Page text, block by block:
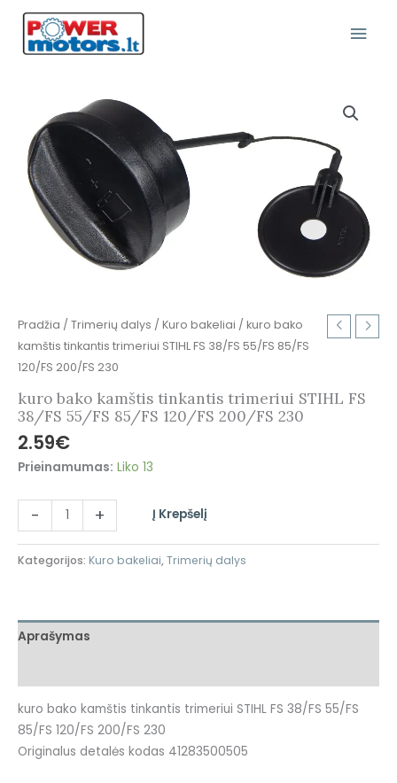
Pereiti
turinio
Pradžia / Trimerių dalys / Kuro bakeliai / kuro bako
kamštis tinkantis trimeriui STIHL FS 38/FS 55/FS 85/FS
120/FS 200/FS 230
kuro bako kamštis tinkantis trimeriui STIHL FS
38/FS 55/FS 85/FS 120/FS 200/FS 230
2.59€
Prieinamumas: Liko 13
-
kiekis:
kuro
bako
kamštis
tinkantis
trimeriui
85/FS
120/FS
200/FS
230
+ Į Krepšelį
Kategorijos: Kuro bakeliai,Trimerių dalys
Aprašymas
kuro bako kamštis tinkantis trimeriui STIHL FS 38/FS 55/FS
85/FS 120/FS 200/FS 230
Originalus detalės kodas 41283500505